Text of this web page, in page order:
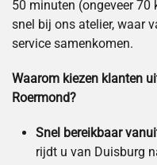
50 minuten (ongeveer 70
snel bij ons atelier, waar
service samenkomen.
Waarom kiezen klanten
Roermond?
Snel bereikbaar
rijdt u van Duisburg